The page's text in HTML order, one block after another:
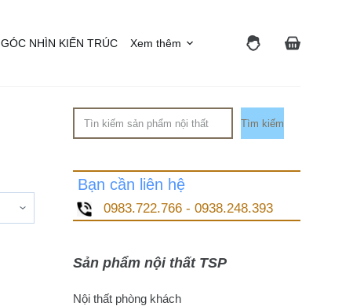
GÓC NHÌN KIẾN TRÚC Xem thêm
kiếm
Tìm kiếm
Bạn cần liên hệ
0983.722.766 - 0938.248.393
Sản phẩm nội thất TSP
Nội thất phòng khách